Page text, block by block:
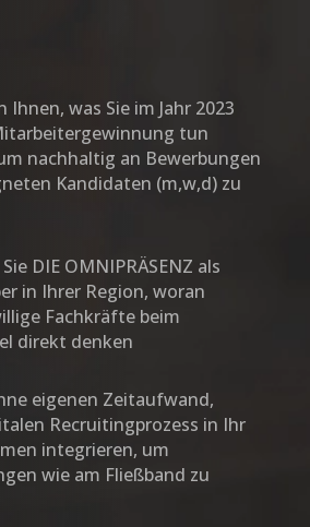
Ihnen, was Sie im Jahr 2023
tun
nachhaltig an Bewerbungen
Kandidaten (m,w,d) zu
DIE OMNIPRÄSENZ als
in Ihrer Region, woran
Fachkräfte beim
direkt denken
eigenen Zeitaufwand,
Recruitingprozess in Ihr
integrieren, um
wie am Fließband zu